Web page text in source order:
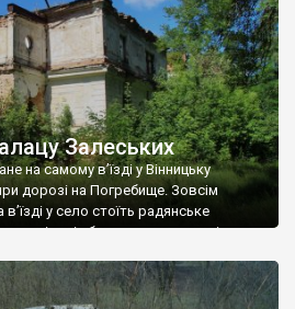
Залеських
на самому в’їзді у Вінницьку
дорозі на Погребище. Зовсім
у село стоїть радянське
жінку і яблуню, а трохи далі, десь
колії у траві – […]